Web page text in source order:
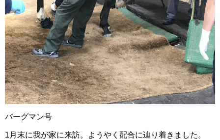
バーグマン号
1月末に我が家に来訪。ようやく配合に辿り着きました。